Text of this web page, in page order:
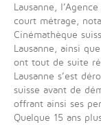
Lausanne,
court métrage,
Cinémathèque
Lausanne, ainsi
ont tout de suite
Lausanne s’est
suisse avant de
offrant ainsi ses
Quelque 15 ans